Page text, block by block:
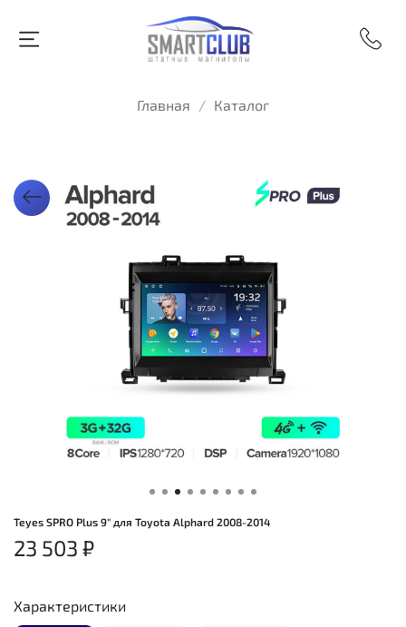
Главная Каталог
Teyes SPRO Plus 9" для Toyota Alphard 2008-2014
23 503 ₽
Характеристики